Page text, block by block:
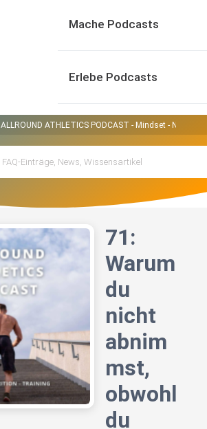
Mache Podcasts
Erlebe Podcasts
ALLROUND ATHLETICS PODCAST - Mindset -
71:
Warum
du
nicht
abnim
mst,
obwohl
du